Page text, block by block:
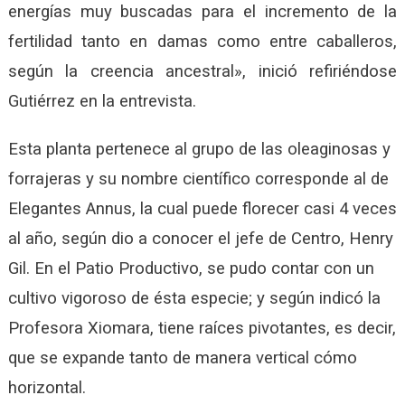
energías muy buscadas para el incremento de la
fertilidad tanto en damas como entre caballeros,
según la creencia ancestral», inició refiriéndose
Gutiérrez en la entrevista.
Esta planta pertenece al grupo de las oleaginosas y
forrajeras y su nombre científico corresponde al de
Elegantes Annus, la cual puede florecer casi 4 veces
al año, según dio a conocer el jefe de Centro, Henry
Gil. En el Patio Productivo, se pudo contar con un
cultivo vigoroso de ésta especie; y según indicó la
Profesora Xiomara, tiene raíces pivotantes, es decir,
que se expande tanto de manera vertical cómo
horizontal.